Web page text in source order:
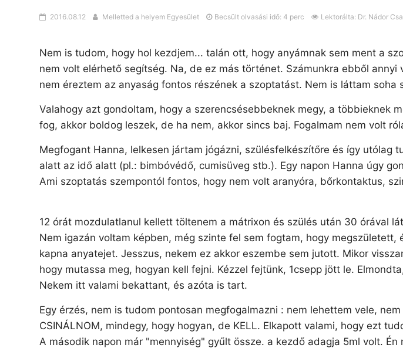
2016.08.12 Melletted a helyem Egyesület Becsült olvasási idő: 4 perc Lektorálta: Dr. Nádor
Nem is tudom, hogy hol kezdjem... talán ott, hogy anyámnak sem ment a
nem volt elérhető segítség. Na, de ez más történet. Számunkra ebből
nem éreztem az anyaság fontos részének a szoptatást. Nem is láttam soha
Valahogy azt gondoltam, hogy a szerencsésebbeknek megy, a többieknek
fog, akkor boldog leszek, de ha nem, akkor sincs baj. Fogalmam nem volt
Megfogant Hanna, lelkesen jártam jógázni, szülésfelkészítőre és így
alatt az idő alatt (pl.: bimbóvédő, cumisüveg stb.). Egy napon Hanna úgy
Ami szoptatás szempontól fontos, hogy nem volt aranyóra, bőrkontaktus,
12 órát mozdulatlanul kellett töltenem a mátrixon és szülés után 30 órával
Nem igazán voltam képben, még szinte fel sem fogtam, hogy
kapna anyatejet. Jesszus, nekem ez akkor eszembe sem jutott. Mikor
hogy mutassa meg, hogyan kell fejni. Kézzel fejtünk, 1csepp jött le.
Nekem itt valami bekattant, és azóta is tart.
Egy érzés, nem is tudom pontosan megfogalmazni : nem lehettem vele,
CSINÁLNOM, mindegy, hogy hogyan, de KELL. Elkapott valami, hogy ezt
A második napon már "mennyiség" gyűlt össze. a kezdő adagja 5ml volt.